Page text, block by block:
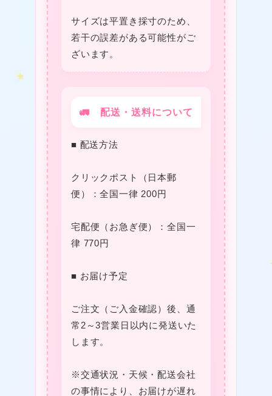
サイズは平置き採寸のため、
若干の誤差がある可能性がご
ざいます。
🚛 配送・送料について
■ 配送方法
クリックポスト（日本郵
便）：全国一律 200円
宅配便（お急ぎ便）：全国一
律 770円
■ お届け予定
ご注文（ご入金確認）後、通
常2～3営業日以内に発送いた
します。
※交通状況・天候・配送会社
の事情により、お届けが遅れ
★